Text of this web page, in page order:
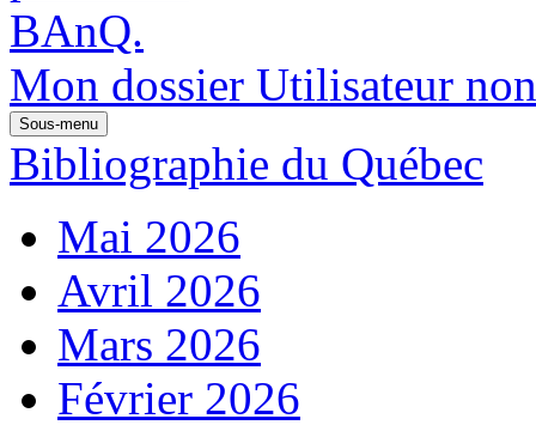
Mon dossier Utilisateur
Sous-menu
Bibliographie du Québec
Mai 2026
Avril 2026
Mars 2026
Février 2026